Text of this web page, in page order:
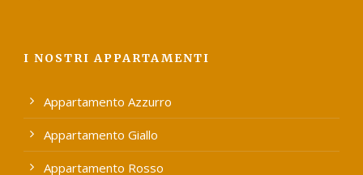
I NOSTRI APPARTAMENTI
Appartamento Azzurro
Appartamento Giallo
Appartamento Rosso